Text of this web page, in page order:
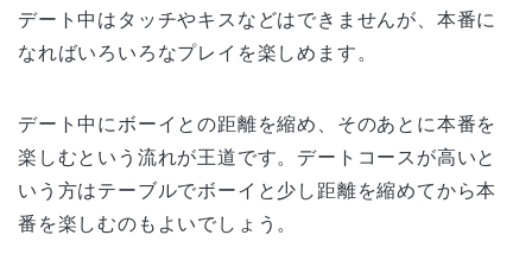
デート中はタッチやキスなどはできませんが、本番に
なればいろいろなプレイを楽しめます。
デート中にボーイとの距離を縮め、そのあとに本番を
楽しむという流れが王道です。デートコースが高いと
いう方はテーブルでボーイと少し距離を縮めてから本
番を楽しむのもよいでしょう。